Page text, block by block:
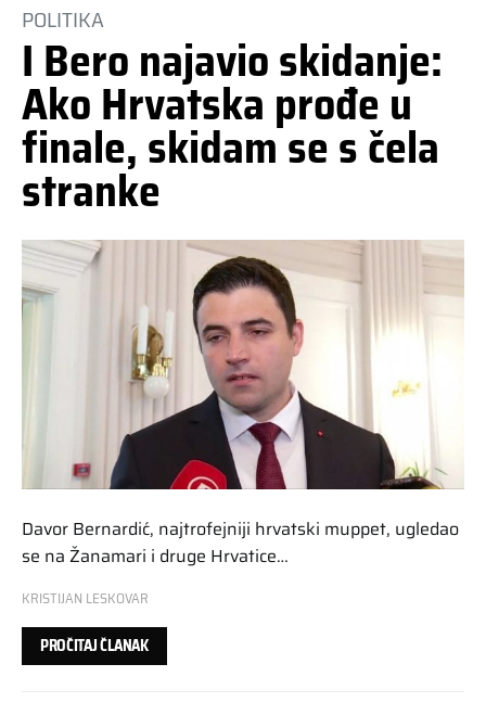
POLITIKA
I Bero najavio skidanje:
Ako Hrvatska prođe u
finale, skidam se s čela
stranke
Davor Bernardić, najtrofejniji hrvatski muppet, ugledao
se na Žanamari i druge Hrvatice…
KRISTIJAN LESKOVAR
PROČITAJ ČLANAK